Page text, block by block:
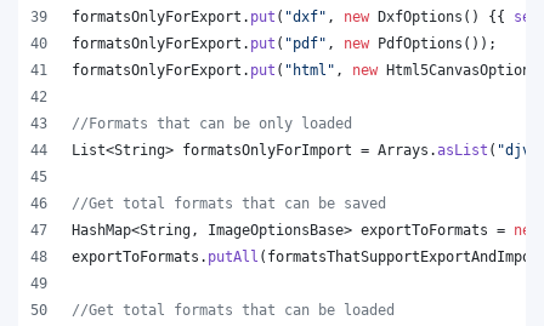
formatsOnlyForExport . put ( "dxf" , new DxfOptions () {{
formatsOnlyForExport . put ( "pdf" , new PdfOptions ());
formatsOnlyForExport . put ( "html" , new Html5CanvasOptions
//Formats that can be only loaded
List<String> formatsOnlyForImport = Arrays .asList (
//Get total formats that can be saved
HashMap<String , ImageOptionsBase> exportToFormats = new
exportToFormats . putAll (
//Get total formats that can be loaded